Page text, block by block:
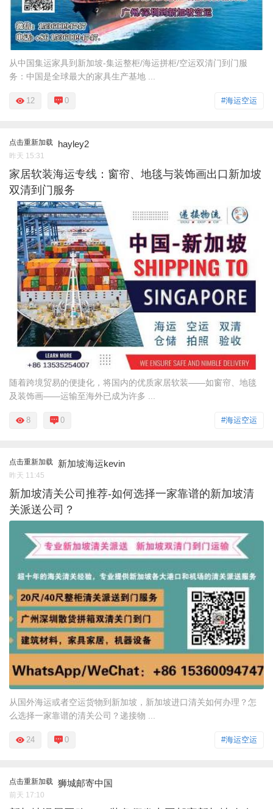
从中国集运家具到新加坡-集运整柜/海运拼柜/空运双清门到门服
务：中国是全球最大的家具生产基地 ...
#海运空运
12 0
点击重新加载 hayley2
昨天 15:31
家居软装海运专线：窗帘、地毯与装饰画出口新加坡
双清到门服务
随着跨境贸易的便捷化，将国内的优质家居软装——如窗帘、地毯
及装饰画——运输至海外已成为许多 ...
#海运空运
8 0
点击重新加载 新加坡海运kevin
昨天 11:45
新加坡清关公司推荐-如何选择一家靠谱的新加坡清
关派送公司？
从国外海运或者空运货物到新加坡，新加坡进口清关如何办理？怎
么选择一家靠谱的清关公司？递接物 ...
#海运空运
24 0
点击重新加载 狮城邮寄中国
前天 17:10